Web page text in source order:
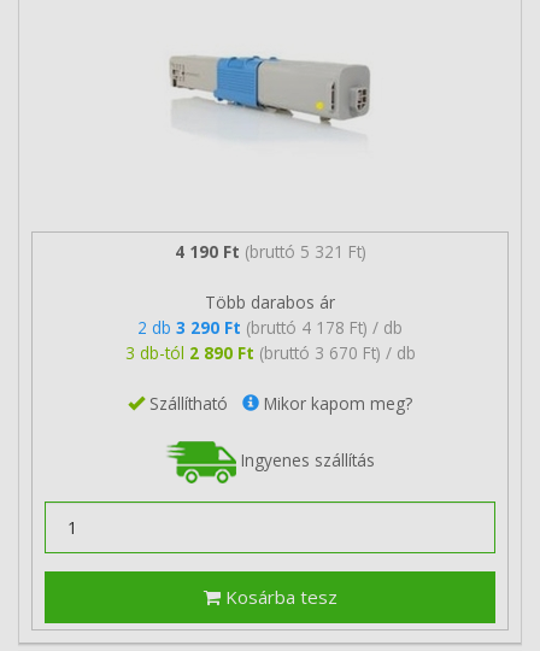
4 190 Ft (bruttó 5 321 Ft)
Több darabos ár
2 db 3 290 Ft (bruttó 4 178 Ft) / db
3 db-tól 2 890 Ft (bruttó 3 670 Ft) / db
Szállítható Mikor kapom meg?
Ingyenes szállítás
Kosárba tesz